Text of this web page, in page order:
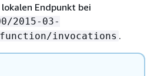
Endpunkt bei
2015-03-
invocations .